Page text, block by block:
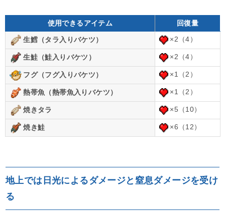
使用できるアイテム 回復量
生鱈（タラ入りバケツ） ×2（4）
生鮭（鮭入りバケツ） ×2（4）
フグ（フグ入りバケツ） ×1（2）
熱帯魚（熱帯魚入りバケツ） ×1（2）
焼きタラ ×5（10）
焼き鮭 ×6（12）
地上では日光によるダメージと窒息ダメージを受け
る